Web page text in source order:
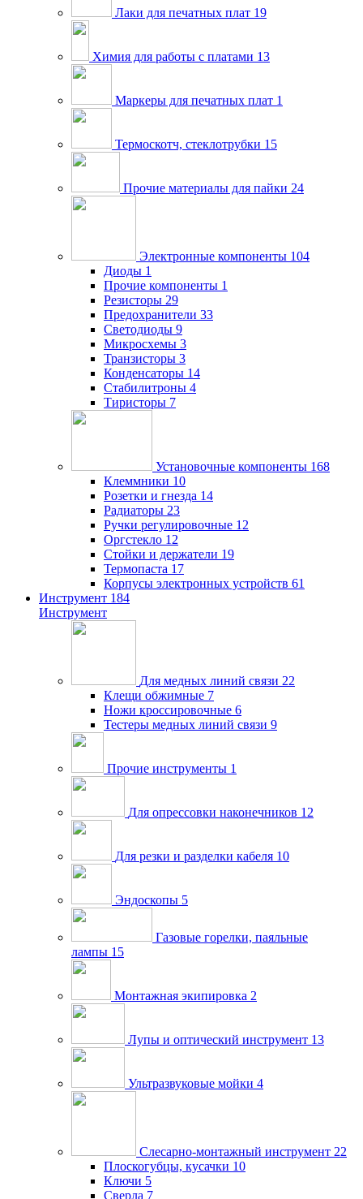
Лаки для печатных плат 19
Химия для работы с платами 13
Маркеры для печатных плат 1
Термоскотч, стеклотрубки 15
Прочие материалы для пайки 24
Электронные компоненты 104
Диоды 1
Прочие компоненты 1
Резисторы 29
Предохранители 33
Светодиоды 9
Микросхемы 3
Транзисторы 3
Конденсаторы 14
Стабилитроны 4
Тиристоры 7
Установочные компоненты 168
Клеммники 10
Розетки и гнезда 14
Радиаторы 23
Ручки регулировочные 12
Оргстекло 12
Стойки и держатели 19
Термопаста 17
Корпусы электронных устройств 61
Инструмент 184
Инструмент
Для медных линий связи 22
Клещи обжимные 7
Ножи кроссировочные 6
Тестеры медных линий связи 9
Прочие инструменты 1
Для опрессовки наконечников 12
Для резки и разделки кабеля 10
Эндоскопы 5
Газовые горелки, паяльные
лампы 15
Монтажная экипировка 2
Лупы и оптический инструмент 13
Ультразвуковые мойки 4
Слесарно-монтажный инструмент 22
Плоскогубцы, кусачки 10
Ключи 5
Сверла 7